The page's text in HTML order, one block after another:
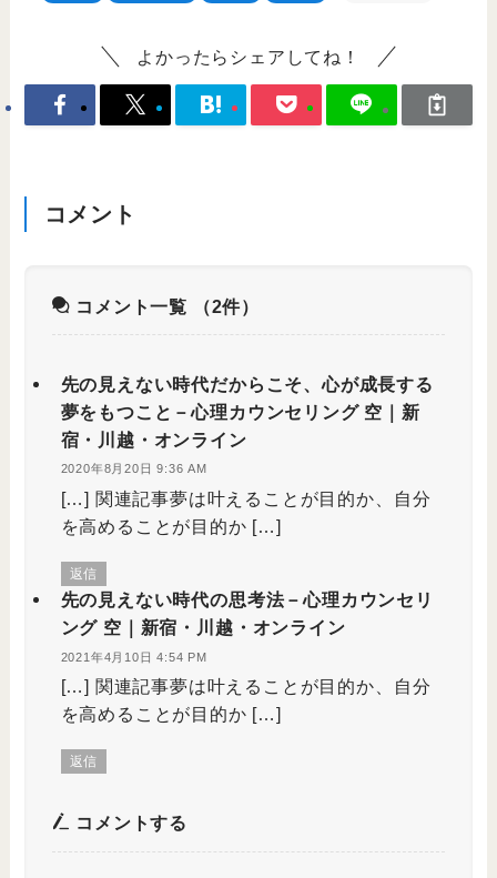
よかったらシェアしてね！
コメント
コメント一覧 （2件）
先の見えない時代だからこそ、心が成長する
夢をもつこと－心理カウンセリング 空｜新
宿・川越・オンライン
2020年8月20日 9:36 AM
[…] 関連記事夢は叶えることが目的か、自分
を高めることが目的か […]
返信
先の見えない時代の思考法－心理カウンセリ
ング 空｜新宿・川越・オンライン
2021年4月10日 4:54 PM
[…] 関連記事夢は叶えることが目的か、自分
を高めることが目的か […]
返信
コメントする